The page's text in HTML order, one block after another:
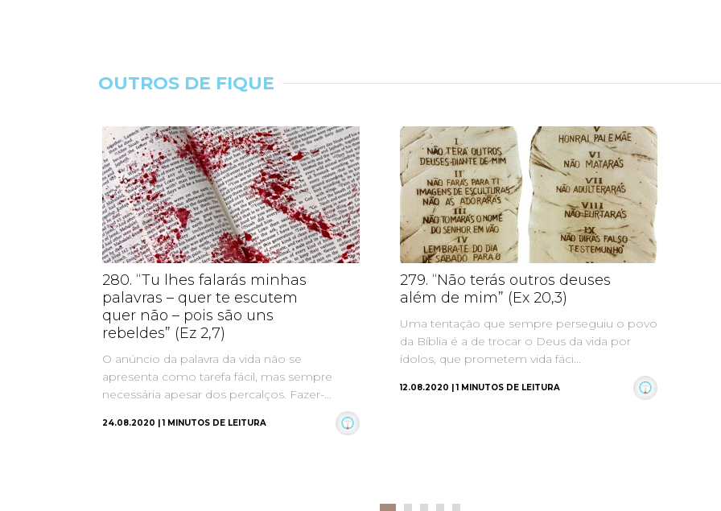
OUTROS DE FIQUE
280. “Tu lhes falarás minhas
palavras – quer te escutem
quer não – pois são uns
rebeldes” (Ez 2,7)
O anúncio da palavra da vida não se
apresenta como tarefa fácil, mas sempre
necessária apesar dos percalços. Fazer-...
24.08.2020 | 1 MINUTOS DE LEITURA
279. “Não terás outros deuses
além de mim” (Ex 20,3)
Uma tentação que sempre perseguiu o povo
da Bíblia é a de trocar o Deus da vida por
ídolos, que prometem vida fáci...
12.08.2020 | 1 MINUTOS DE LEITURA